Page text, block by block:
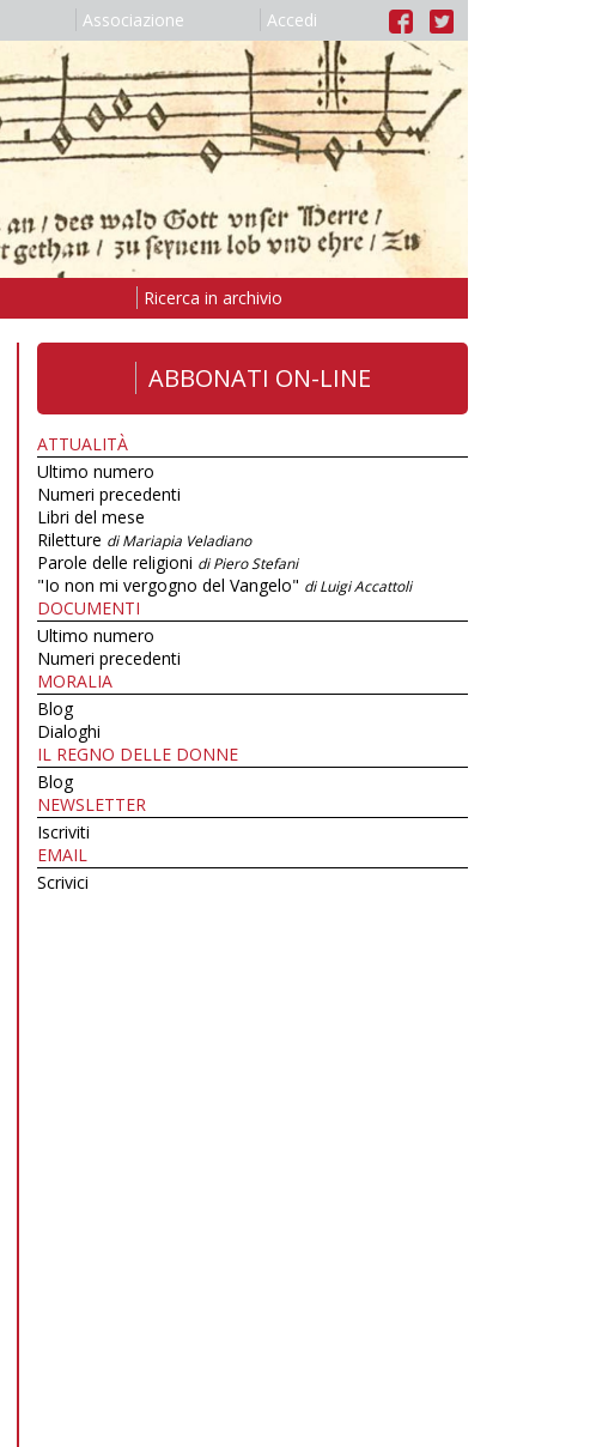
Associazione Accedi
Ricerca in archivio
ABBONATI ON-LINE
ATTUALITÀ
Ultimo numero
Numeri precedenti
Libri del mese
Riletture di Mariapia Veladiano
Parole delle religioni di Piero Stefani
"Io non mi vergogno del Vangelo" di Luigi Accattoli
DOCUMENTI
Ultimo numero
Numeri precedenti
MORALIA
Blog
Dialoghi
IL REGNO DELLE DONNE
Blog
NEWSLETTER
Iscriviti
EMAIL
Scrivici